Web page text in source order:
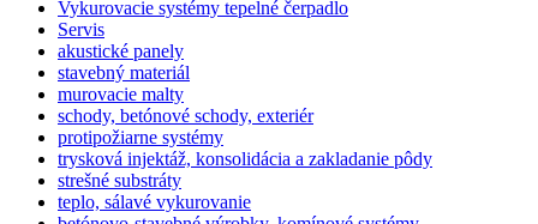
Vykurovacie systémy tepelné čerpadlo
Servis
akustické panely
stavebný materiál
murovacie malty
schody, betónové schody, exteriér
protipožiarne systémy
trysková injektáž, konsolidácia a zakladanie pôdy
strešné substráty
teplo, sálavé vykurovanie